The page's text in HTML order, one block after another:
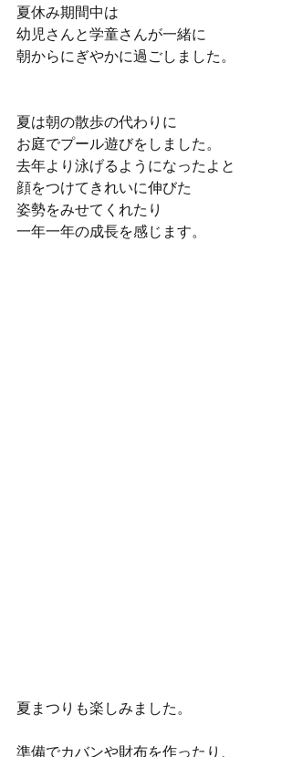
夏休み期間中は
幼児さんと学童さんが一緒に
朝からにぎやかに過ごしました。
夏は朝の散歩の代わりに
お庭でプール遊びをしました。
去年より泳げるようになったよと
顔をつけてきれいに伸びた
姿勢をみせてくれたり
一年一年の成長を感じます。
夏まつりも楽しみました。
準備でカバンや財布を作ったり、